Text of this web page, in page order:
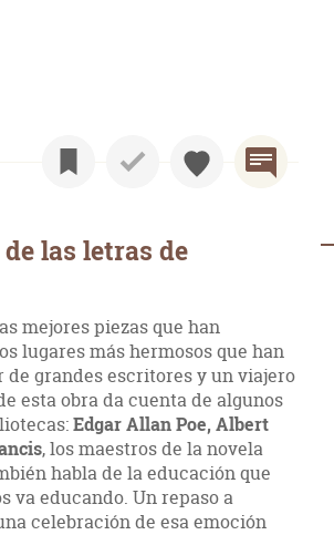
las letras de
mejores piezas que han
lugares más hermosos que han
de grandes escritores y un viajero
esta obra da cuenta de algunos
Edgar Allan Poe, Albert
, los maestros de la novela
habla de la educación que
va educando. Un repaso a
celebración de esa emoción